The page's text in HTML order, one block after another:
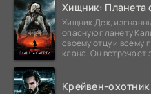
Хищник: Планета
Хищник Дек,
опасную планету
своему отцу и всему
клана. Он встречает
Крейвен-